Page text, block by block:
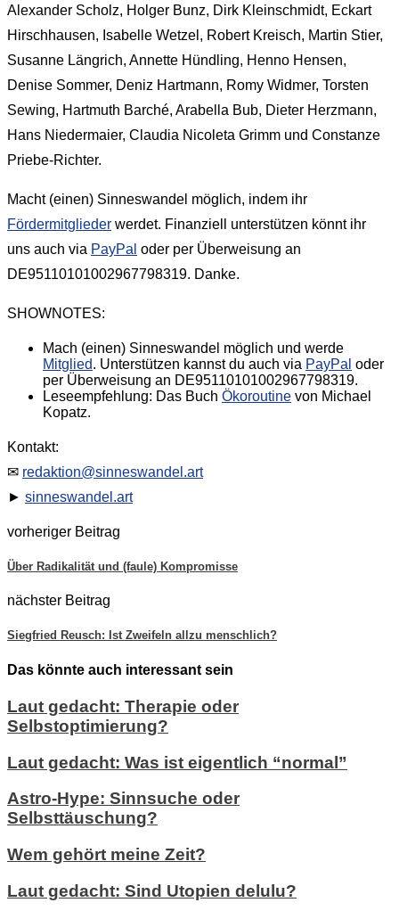
Alexander Scholz, Holger Bunz, Dirk Kleinschmidt, Eckart
Hirschhausen, Isabelle Wetzel, Robert Kreisch, Martin Stier,
Susanne Längrich, Annette Hündling, Henno Hensen,
Denise Sommer, Deniz Hartmann, Romy Widmer, Torsten
Sewing, Hartmuth Barché, Arabella Bub, Dieter Herzmann,
Hans Niedermaier, Claudia Nicoleta Grimm und Constanze
Priebe-Richter.
Macht (einen) Sinneswandel möglich, indem ihr
Fördermitglieder werdet. Finanziell unterstützen könnt ihr
uns auch via PayPal oder per Überweisung an
DE95110101002967798319. Danke.
SHOWNOTES:
Mach (einen) Sinneswandel möglich und werde
Mitglied. Unterstützen kannst du auch via PayPal oder
per Überweisung an DE95110101002967798319.
Leseempfehlung: Das Buch Ökoroutine von Michael
Kopatz.
Kontakt:
✉ redaktion@sinneswandel.art
► sinneswandel.art
vorheriger Beitrag
Über Radikalität und (faule) Kompromisse
nächster Beitrag
Siegfried Reusch: Ist Zweifeln allzu menschlich?
Das könnte auch interessant sein
Laut gedacht: Therapie oder
Selbstoptimierung?
Laut gedacht: Was ist eigentlich “normal”
Astro-Hype: Sinnsuche oder
Selbsttäuschung?
Wem gehört meine Zeit?
Laut gedacht: Sind Utopien delulu?